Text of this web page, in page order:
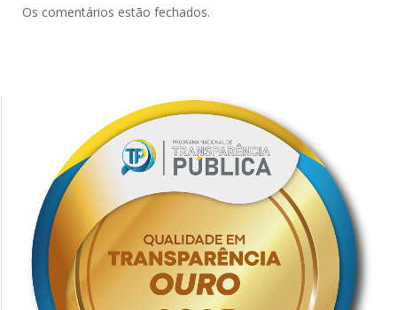
Os comentários estão fechados.